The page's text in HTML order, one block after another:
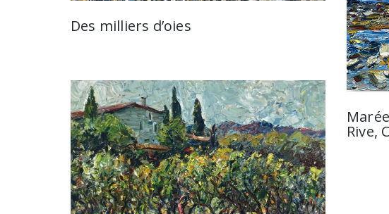
Des milliers d’oies
Rive,